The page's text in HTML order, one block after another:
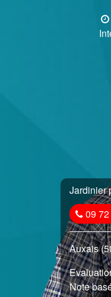
Jardinier
09
Auxais
Note